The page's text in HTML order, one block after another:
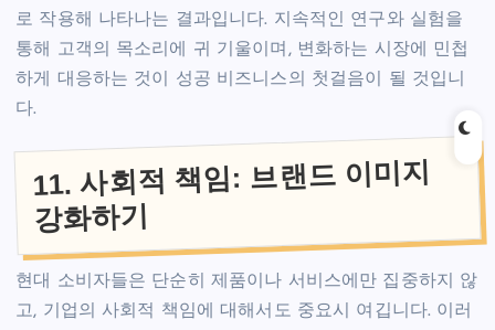
로 작용해 나타나는 결과입니다. 지속적인 연구와 실험을
통해 고객의 목소리에 귀 기울이며, 변화하는 시장에 민첩
하게 대응하는 것이 성공 비즈니스의 첫걸음이 될 것입니
다.
11. 사회적 책임: 브랜드 이미지
강화하기
현대 소비자들은 단순히 제품이나 서비스에만 집중하지 않
고, 기업의 사회적 책임에 대해서도 중요시 여깁니다. 이러